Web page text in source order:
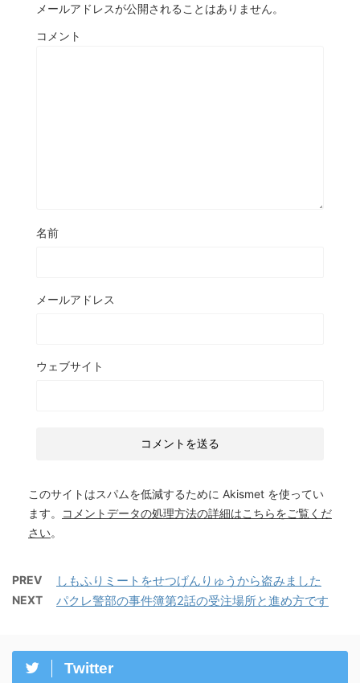
メールアドレスが公開されることはありません。
コメント
名前
メールアドレス
ウェブサイト
このサイトはスパムを低減するために Akismet を使ってい
ます。
コメントデータの処理方法の詳細はこちらをご覧くだ
さい。
PREV しもふりミートをせつげんりゅうから盗みました
NEXT パクレ警部の事件簿第2話の受注場所と進め方です
Twitter